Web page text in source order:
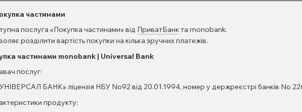
частинами
послуга «Покупка частинами» від ПриватБанкта monobank.
розділити вартість покупки на кілька зручних платежів.
частинами monobank | Universal Bank
послуг:
БАНК» ліцензія НБУ No92 від 20.01.1994, номер у держреєстрі банків No
продукту: